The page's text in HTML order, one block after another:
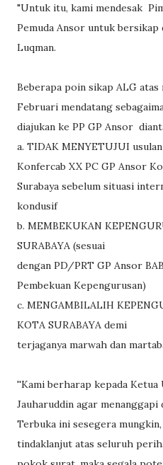
"Untuk itu, kami mendesak
Pemuda Ansor untuk
Luqman.
Beberapa poin sikap ALG atas
Februari mendatang
diajukan ke PP GP Ansor
a. TIDAK MENYETUJUI
Konfercab XX PC GP Ansor
Surabaya sebelum situasi
kondusif
b. MEMBEKUKAN
SURABAYA (sesuai
dengan PD/PRT GP Ansor
Pembekuan Kepengurusan)
c. MENGAMBILALIH
KOTA SURABAYA demi
terjaganya marwah dan
''Kami berharap kepada Ketua
Jauharuddin agar
Terbuka ini sesegera
tindaklanjut atas seluruh